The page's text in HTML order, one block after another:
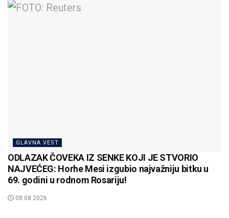
GLAVNA VEST
ODLAZAK ČOVEKA IZ SENKE KOJI JE STVORIO
NAJVEĆEG: Horhe Mesi izgubio najvažniju bitku u
69. godini u rodnom Rosariju!
08.08.2026